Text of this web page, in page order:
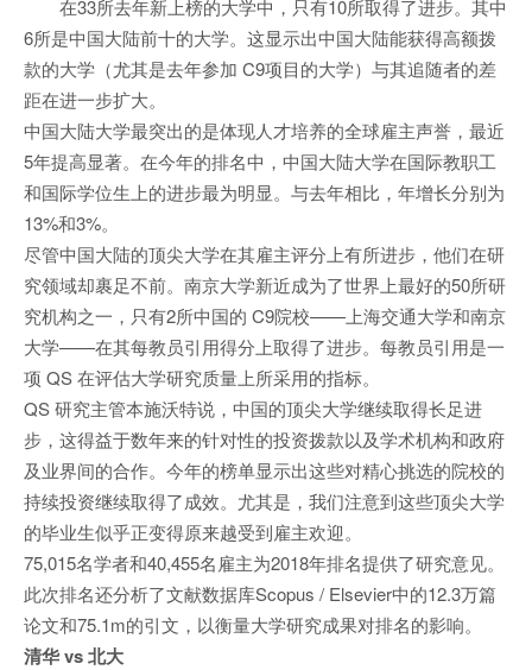
在33所去年新上榜的大学中，只有10所取得了进步。其中
6所是中国大陆前十的大学。这显示出中国大陆能获得高额拨
款的大学（尤其是去年参加 C9项目的大学）与其追随者的差
距在进一步扩大。
中国大陆大学最突出的是体现人才培养的全球雇主声誉，最近
5年提高显著。在今年的排名中，中国大陆大学在国际教职工
和国际学位生上的进步最为明显。与去年相比，年增长分别为
13%和3%。
尽管中国大陆的顶尖大学在其雇主评分上有所进步，他们在研
究领域却裹足不前。南京大学新近成为了世界上最好的50所研
究机构之一，只有2所中国的 C9院校——上海交通大学和南京
大学——在其每教员引用得分上取得了进步。每教员引用是一
项 QS 在评估大学研究质量上所采用的指标。
QS 研究主管本施沃特说，中国的顶尖大学继续取得长足进
步，这得益于数年来的针对性的投资拨款以及学术机构和政府
及业界间的合作。今年的榜单显示出这些对精心挑选的院校的
持续投资继续取得了成效。尤其是，我们注意到这些顶尖大学
的毕业生似乎正变得原来越受到雇主欢迎。
75,015名学者和40,455名雇主为2018年排名提供了研究意见。
此次排名还分析了文献数据库Scopus / Elsevier中的12.3万篇
论文和75.1m的引文，以衡量大学研究成果对排名的影响。
清华 vs 北大